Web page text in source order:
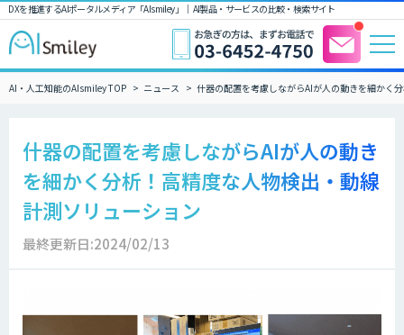
DXを推進するAIポータルメディア「AIsmiley」｜ AI製品・サービスの比較・検索サイト
AI・人工知能のAIsmiley TOP ニュース 什器の配置を考慮しながらAIが人の動きを細かく
什器の配置を考慮しながらAIが人の動き
を細かく分析！高精度な人物検出・動線
計測ソリューション
最終更新日:2024/02/13